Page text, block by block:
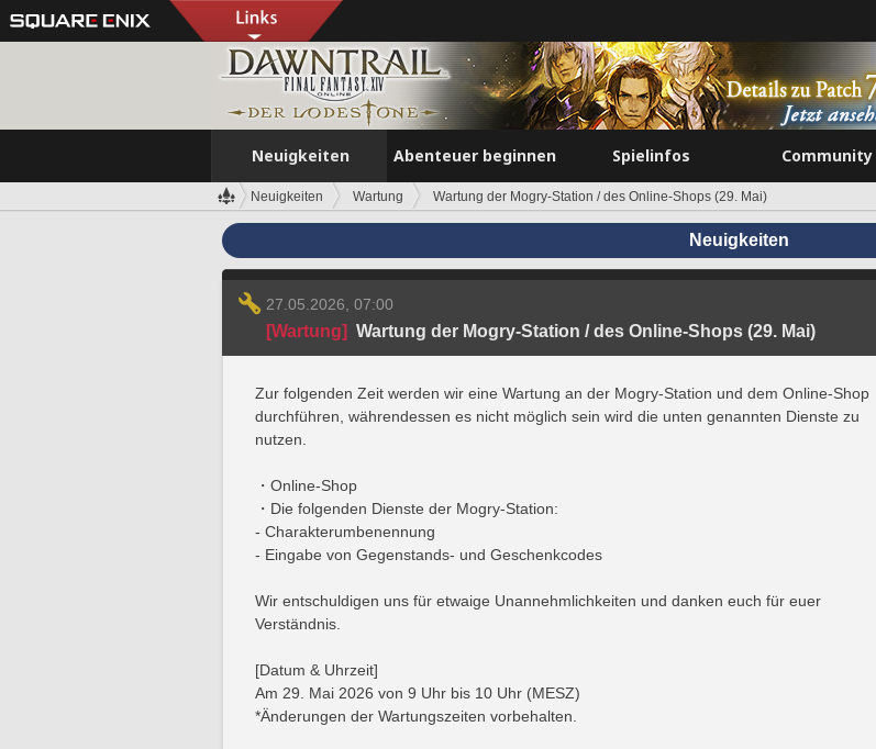
Neuigkeiten Abenteuer beginnen Spielinfos Community
Neuigkeiten Wartung Wartung der Mogry-Station / des Online-Shops (29. Mai)
Neuigkeiten
27.05.2026, 07:00
[Wartung] Wartung der Mogry-Station / des Online-Shops (29. Mai)
Zur folgenden Zeit werden wir eine Wartung an der Mogry-Station und dem Online-Shop
durchführen, währendessen es nicht möglich sein wird die unten genannten Dienste zu
nutzen.
・Online-Shop
・Die folgenden Dienste der Mogry-Station:
- Charakterumbenennung
- Eingabe von Gegenstands- und Geschenkcodes
Wir entschuldigen uns für etwaige Unannehmlichkeiten und danken euch für euer
Verständnis.
[Datum & Uhrzeit]
Am 29. Mai 2026 von 9 Uhr bis 10 Uhr (MESZ)
*Änderungen der Wartungszeiten vorbehalten.